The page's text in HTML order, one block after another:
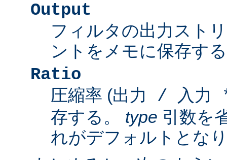
Output
フィルタの出力スト
ントをメモに保存す
Ratio
圧縮率 (出力 / 入力
存する。 type 引数を
れがデフォルトとな